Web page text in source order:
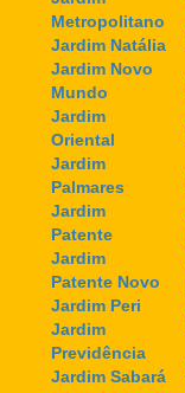
Metropolitano
Jardim Natália
Jardim Novo
Mundo
Jardim
Oriental
Jardim
Palmares
Jardim
Patente
Jardim
Patente Novo
Jardim Peri
Jardim
Previdência
Jardim Sabará